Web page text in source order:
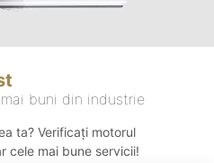
buni din industrie
ta? Verificați motorul
cele mai bune servicii!